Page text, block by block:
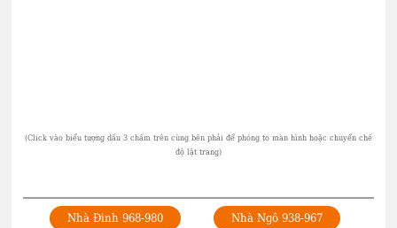
Nhà Đinh 968-980 Nhà Ngô 938-967